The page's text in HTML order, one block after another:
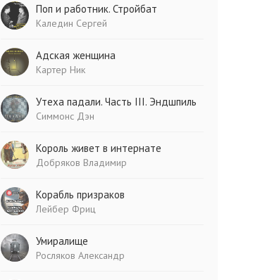
Поп и работник. Стройбат
Каледин Сергей
Адская женщина
Картер Ник
Утеха падали. Часть III. Эндшпиль
Симмонс Дэн
Король живет в интернате
Добряков Владимир
Корабль призраков
Лейбер Фриц
Умиралище
Росляков Александр